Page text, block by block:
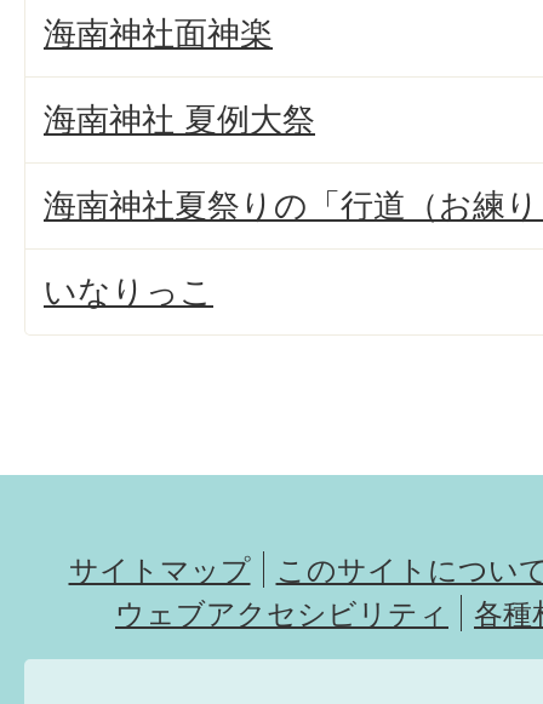
海南神社面神楽
海南神社 夏例大祭
海南神社夏祭りの「行道（お練
いなりっこ
サイトマップ
このサイトについ
ウェブアクセシビリティ
各種